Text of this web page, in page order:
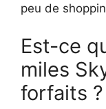
peu de
Est-ce
miles
forfaits ?